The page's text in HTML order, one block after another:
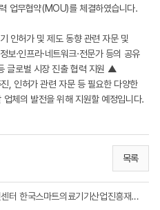
업무협약(MOU)를 체결하였습니다.
인허가 및 제도 동향 관련 자문 및
·인프라·네트워크·전문가 등의 공유
글로벌 시장 진출 협력 지원 ▲
, 인허가 관련 자문 등 필요한 다양한
체의 발전을 위해 지원할 예정입니다.
목록
G밸리의료기기개발지원센터 한국스마트의료기기산업진흥재단 상호협력 업무협약(MOU) ...